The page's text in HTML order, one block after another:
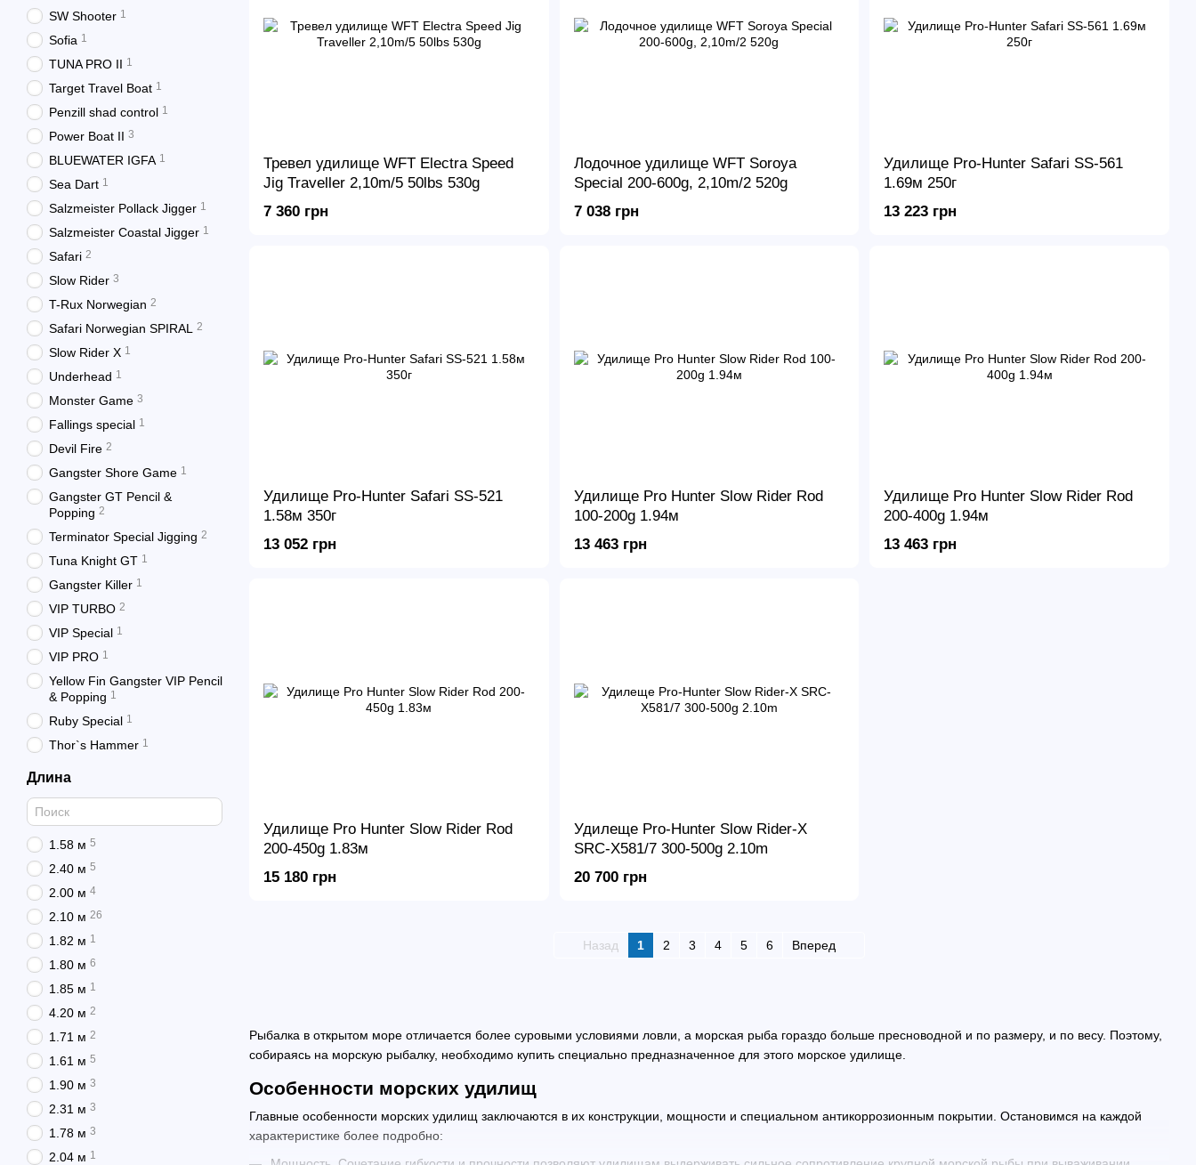
Рыбалка в открытом море отличается более суровыми условиями ловли, а морская рыба гораздо больше пресноводной и по размеру, и по весу. Поэтому,
собираясь на морскую рыбалку, необходимо купить специально предназначенное для этого морское удилище.
Особенности морских удилищ
Главные особенности морских удилищ заключаются в их конструкции, мощности и специальном антикоррозионным покрытии. Остановимся на каждой
характеристике более подробно:
Тревел удилище WFT Electra Speed
Jig Traveller 2,10m/5 50lbs 530g
7 360 грн
Лодочное удилище WFT Soroya
Special 200-600g, 2,10m/2 520g
7 038 грн
Удилище Pro-Hunter Safari SS-561
1.69м 250г
13 223 грн
Удилище Pro-Hunter Safari SS-521
1.58м 350г
13 052 грн
Удилище Pro Hunter Slow Rider Rod
100-200g 1.94м
13 463 грн
Удилище Pro Hunter Slow Rider Rod
200-400g 1.94м
13 463 грн
Удилище Pro Hunter Slow Rider Rod
200-450g 1.83м
15 180 грн
Удилеще Pro-Hunter Slow Rider-X
SRC-X581/7 300-500g 2.10m
20 700 грн
Назад 1 2 3 4 5 6 Вперед
SW Shooter 1
Sofia 1
TUNA PRO II 1
Target Travel Boat 1
Penzill shad control 1
Power Boat II 3
BLUEWATER IGFA 1
Sea Dart 1
Salzmeister Pollack Jigger 1
Salzmeister Coastal Jigger 1
Safari 2
Slow Rider 3
T-Rux Norwegian 2
Safari Norwegian SPIRAL 2
Slow Rider X 1
Underhead 1
Monster Game 3
Fallings special 1
Devil Fire 2
Gangster Shore Game 1
Gangster GT Pencil &
Popping 2
Terminator Special Jigging 2
Tuna Knight GT 1
Gangster Killer 1
VIP TURBO 2
VIP Special 1
VIP PRO 1
Yellow Fin Gangster VIP Pencil
& Popping 1
Ruby Special 1
Thor`s Hammer 1
Длина
1.58 м 5
2.40 м 5
2.00 м 4
2.10 м 26
1.82 м 1
1.80 м 6
1.85 м 1
4.20 м 2
1.71 м 2
1.61 м 5
1.90 м 3
2.31 м 3
1.78 м 3
2.04 м 1